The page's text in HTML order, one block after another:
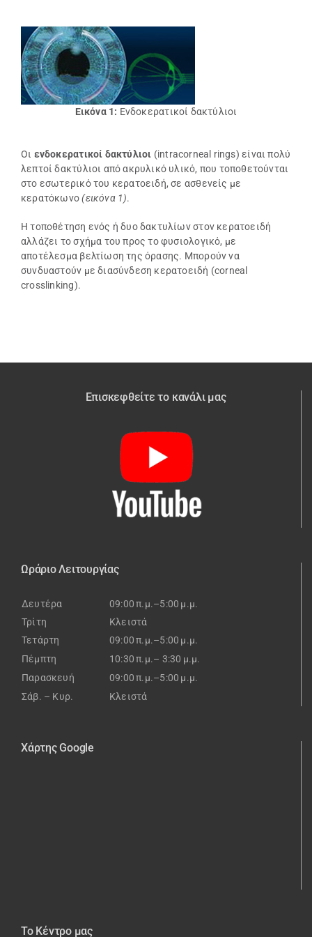
Εικόνα 1: Ενδοκερατικοί δακτύλιοι
Οι ενδοκερατικοί δακτύλιοι (intracorneal rings) είναι πολύ
λεπτοί δακτύλιοι από ακρυλικό υλικό, που τοποθετούνται
στο εσωτερικό του κερατοειδή, σε ασθενείς με
κερατόκωνο(εικόνα 1).
Η τοποθέτηση ενός ή δυο δακτυλίων στον κερατοειδή
αλλάζει το σχήμα του προς το φυσιολογικό, με
αποτέλεσμα βελτίωση της όρασης. Μπορούν να
συνδυαστούν με διασύνδεση κερατοειδή (corneal
crosslinking).
Επισκεφθείτε το κανάλι μας
Ωράριο Λειτουργίας
Δευτέρα
09:00 π.μ.–5:00 μ.μ.
Τρίτη
Κλειστά
Τετάρτη
09:00 π.μ.–5:00 μ.μ.
Πέμπτη
10:30 π.μ.– 3:30 μ.μ.
Παρασκευή
09:00 π.μ.–5:00 μ.μ.
Σάβ. – Κυρ.
Κλειστά
Χάρτης Google
Το Κέντρο μας